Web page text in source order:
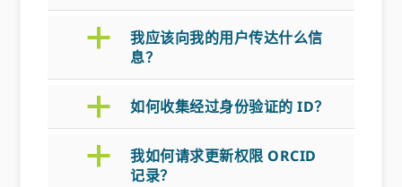
a
我应该向我的用户传达什么信
息？
a 如何收集经过身份验证的 ID？
a
我如何请求更新权限 ORCID
记录？